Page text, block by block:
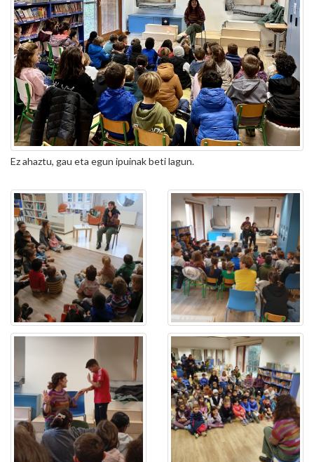
Ez ahaztu, gau eta egun ipuinak beti lagun.